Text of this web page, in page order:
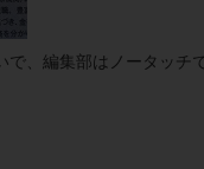
で、編集部はノータッチ